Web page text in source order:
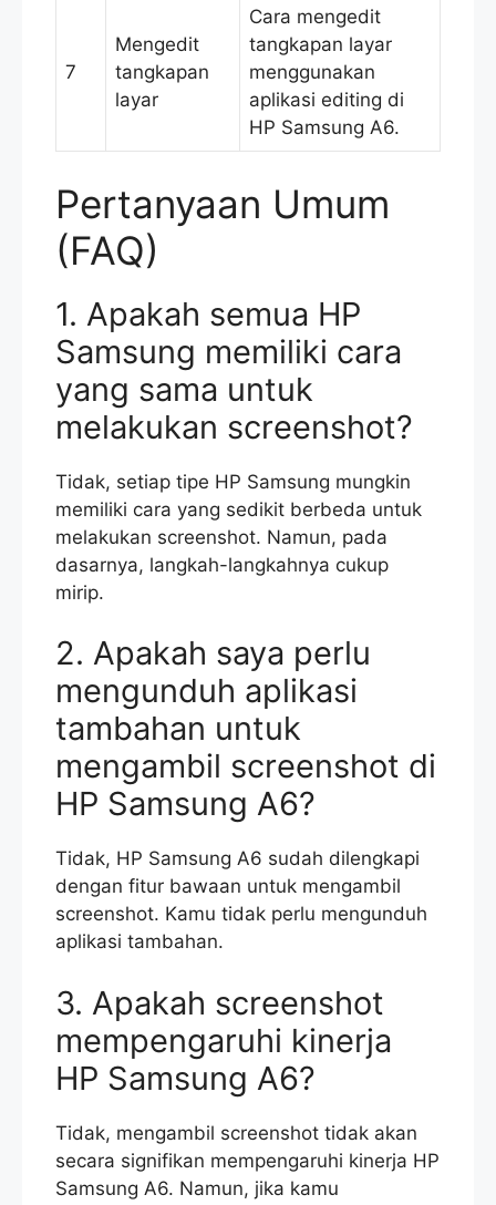
7
Mengedit
tangkapan
layar
Cara mengedit
tangkapan layar
menggunakan
aplikasi editing di
HP Samsung A6.
Pertanyaan Umum
(FAQ)
1. Apakah semua HP
Samsung memiliki cara
yang sama untuk
melakukan screenshot?
Tidak, setiap tipe HP Samsung mungkin
memiliki cara yang sedikit berbeda untuk
melakukan screenshot. Namun, pada
dasarnya, langkah-langkahnya cukup
mirip.
2. Apakah saya perlu
mengunduh aplikasi
tambahan untuk
mengambil screenshot di
HP Samsung A6?
Tidak, HP Samsung A6 sudah dilengkapi
dengan fitur bawaan untuk mengambil
screenshot. Kamu tidak perlu mengunduh
aplikasi tambahan.
3. Apakah screenshot
mempengaruhi kinerja
HP Samsung A6?
Tidak, mengambil screenshot tidak akan
secara signifikan mempengaruhi kinerja HP
Samsung A6. Namun, jika kamu